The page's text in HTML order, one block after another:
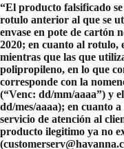
“El producto falsificado
rotulo anterior al que se
envase en pote de cartón
2020; en cuanto al rotulo,
mientras que las que
polipropileno, en lo que
corresponde con la
(“Venc: dd/mm/aaaa”) y
dd/mes/aaaa); en cuanto
servicio de atención al
producto ilegitimo ya no